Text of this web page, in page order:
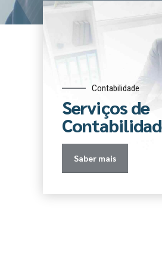
Contabilidade
Serviços de
Saber mais